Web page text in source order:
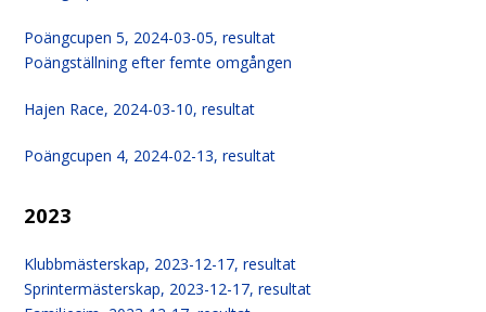
Poängcupen 5, 2024-03-05, resultat
Poängställning efter femte omgången
Hajen Race, 2024-03-10, resultat
Poängcupen 4, 2024-02-13, resultat
2023
Klubbmästerskap, 2023-12-17, resultat
Sprintermästerskap, 2023-12-17, resultat